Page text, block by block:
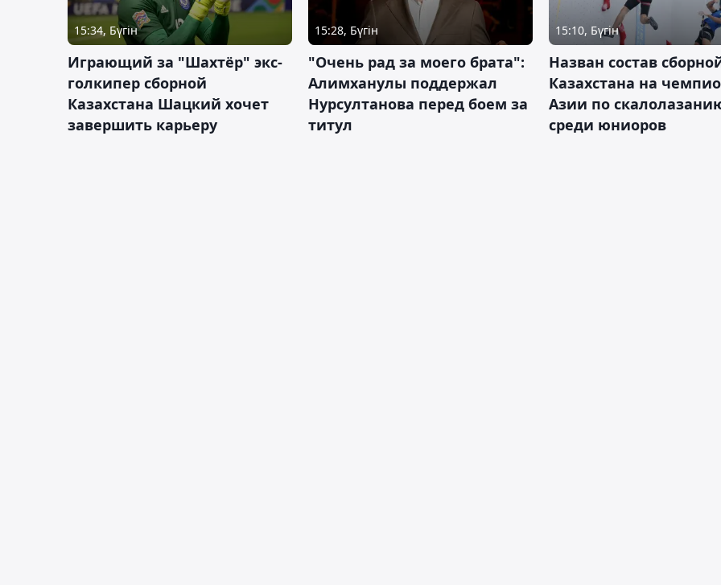
15:34, Бүгін
Играющий за "Шахтёр" экс-
голкипер сборной
Казахстана Шацкий хочет
завершить карьеру
15:28, Бүгін
"Очень рад за моего брата":
Алимханулы поддержал
Нурсултанова перед боем за
титул
15:10, Бүгін
Назван состав
Казахстана на
Азии по
среди юниоров